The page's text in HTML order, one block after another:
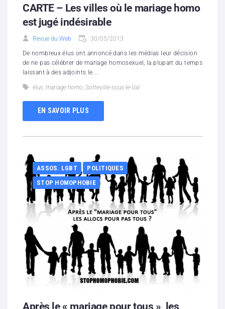
CARTE – Les villes où le mariage homo
est jugé indésirable
Revue du Web 30/05/2013
De nombreux élus ont annoncé dans les médias leur décision
de ne pas célébrer de mariage homosexuel, la plupart du temps
laissant à des adjoints le...
élus, mariage homo, Sotteville-sous-le-Val
EN SAVOIR PLUS
ASSOS. LGBT
POLITIQUES
STOP HOMOPHOBIE